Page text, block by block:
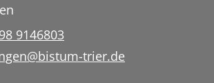
9146803
trier.de